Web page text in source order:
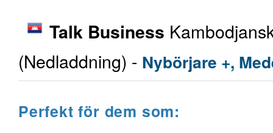
Talk Business
(Nedladdning) - Nybörjare +,
Perfekt för dem som: